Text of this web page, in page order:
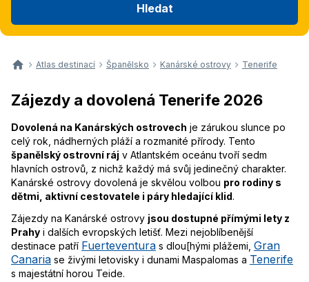
Hledat
Atlas destinací Španělsko Kanárské ostrovy Tenerife
Zájezdy a dovolená Tenerife 2026
Dovolená na Kanárských ostrovech je zárukou slunce po
celý rok, nádherných pláží a rozmanité přírody. Tento
španělský ostrovní ráj v Atlantském oceánu tvoří sedm
hlavních ostrovů, z nichž každý má svůj jedinečný charakter.
Kanárské ostrovy dovolená je skvělou volbou pro rodiny s
dětmi, aktivní cestovatele i páry hledající klid.
Zájezdy na Kanárské ostrovy jsou dostupné přímými lety z
Prahy i dalších evropských letišť. Mezi nejoblíbenější
destinace patří Fuerteventura s dlou[hými plážemi, Gran
Canaria se živými letovisky i dunami Maspalomas a Tenerife
s majestátní horou Teide.